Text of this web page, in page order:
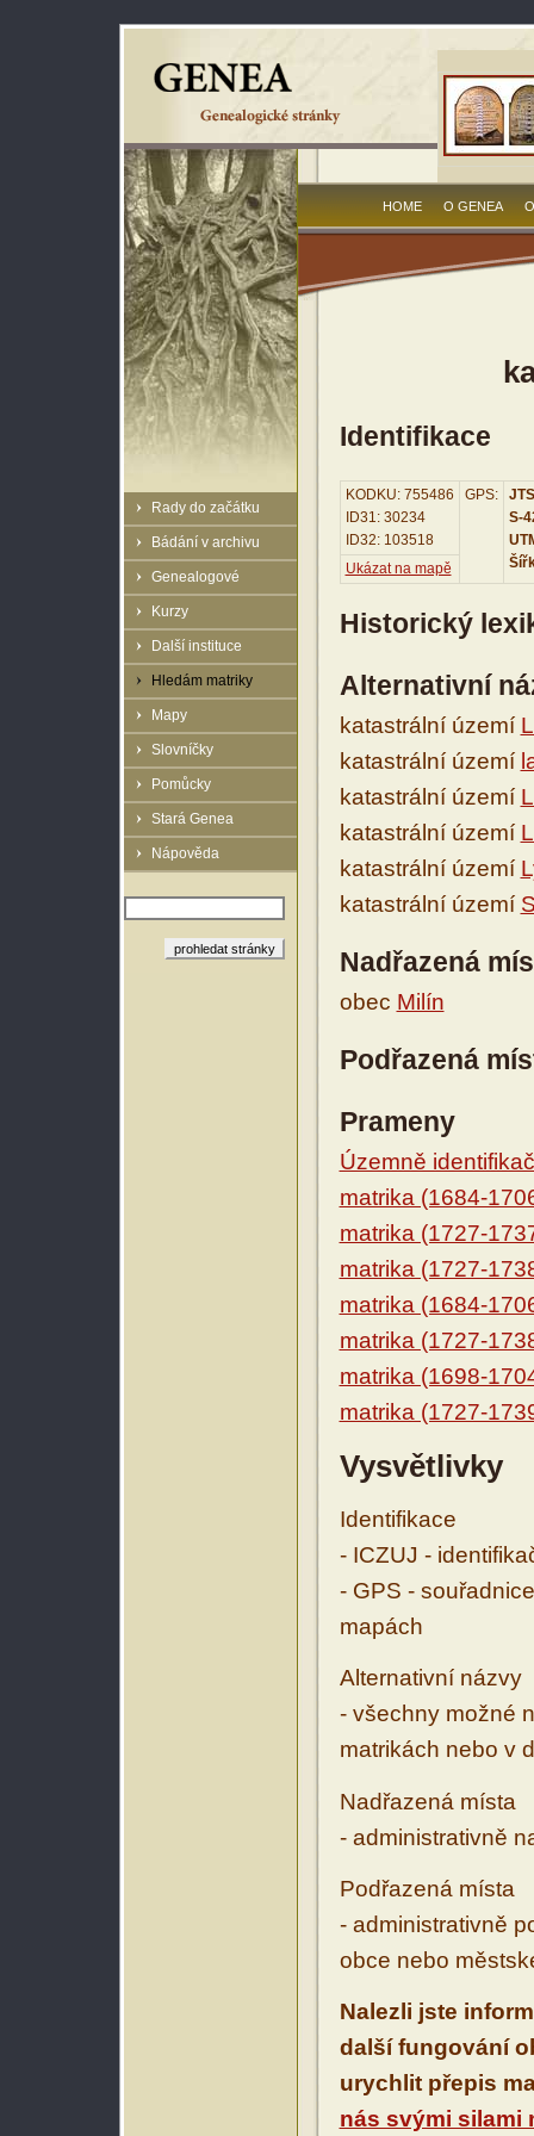
Rady do začátku
Bádání v archivu
Genealogové
Kurzy
Další instituce
Hledám matriky
Mapy
Slovníčky
Pomůcky
Stará Genea
Nápověda
HOME O GENEA
Identifikace
KODKU: 755486
ID31: 30234
ID32: 103518
GPS:
S-
Ukázat na mapě
Historický
Alternativní
katastrální území
katastrální území
katastrální území
katastrální území
katastrální území
katastrální území
Nadřazená
obec Milín
Podřazená
Prameny
Územně
matrika (1684-
matrika (1727-
matrika (1727-
matrika (1684-
matrika (1727-
matrika (1698-
matrika (1727-
Vysvětlivky
Identifikace
- ICZUJ -
- GPS -
mapách
Alternativní názvy
- všechny možné
matrikách nebo v
Nadřazená místa
- administrativně
Podřazená místa
- administrativně
obce nebo
Nalezli jste
další fungování
urychlit přepis
nás svými silami